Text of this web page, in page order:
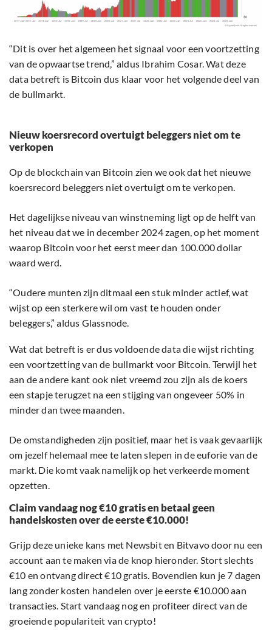
“Dit is over het algemeen het signaal voor een voortzetting
van de opwaartse trend,” aldus Ibrahim Cosar. Wat deze
data betreft is Bitcoin dus klaar voor het volgende deel van
de bullmarkt.
Nieuw koersrecord overtuigt beleggers niet om te
verkopen
Op de blockchain van Bitcoin zien we ook dat het nieuwe
koersrecord beleggers niet overtuigt om te verkopen.
Het dagelijkse niveau van winstneming ligt op de helft van
het niveau dat we in december 2024 zagen, op het moment
waarop Bitcoin voor het eerst meer dan 100.000 dollar
waard werd.
“Oudere munten zijn ditmaal een stuk minder actief, wat
wijst op een sterkere wil om vast te houden onder
beleggers,” aldus Glassnode.
Wat dat betreft is er dus voldoende data die wijst richting
een voortzetting van de bullmarkt voor Bitcoin. Terwijl het
aan de andere kant ook niet vreemd zou zijn als de koers
een stapje terugzet na een stijging van ongeveer 50% in
minder dan twee maanden.
De omstandigheden zijn positief, maar het is vaak gevaarlijk
om jezelf helemaal mee te laten slepen in de euforie van de
markt. Die komt vaak namelijk op het verkeerde moment
opzetten.
Claim vandaag nog €10 gratis en betaal geen
handelskosten over de eerste €10.000!
Grijp deze unieke kans met Newsbit en Bitvavo door nu een
account aan te maken via de knop hieronder. Stort slechts
€10 en ontvang direct €10 gratis. Bovendien kun je 7 dagen
lang zonder kosten handelen over je eerste €10.000 aan
transacties. Start vandaag nog en profiteer direct van de
groeiende populariteit van crypto!